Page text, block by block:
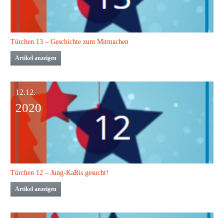
Türchen 13 – Geschichte zum Mitmachen
Artikel anzeigen
12.12.
2020
Türchen 12 – Jung-KaRis gesucht!
Artikel anzeigen